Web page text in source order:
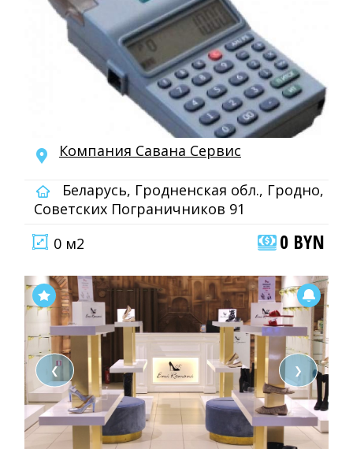
Компания Савана Сервис
Беларусь, Гродненская обл., Гродно,
Советских Пограничников 91
0 м2
0 BYN
❮ ❯